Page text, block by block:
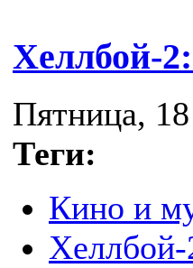
Хеллбой-
Пятница,
Теги:
Кино и
Хеллбой-